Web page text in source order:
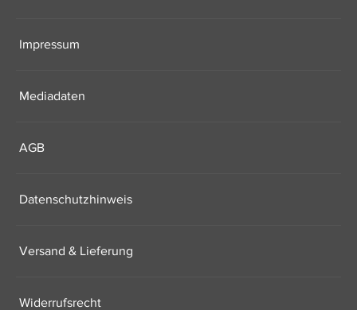
Impressum
Mediadaten
AGB
Datenschutzhinweis
Versand & Lieferung
Widerrufsrecht